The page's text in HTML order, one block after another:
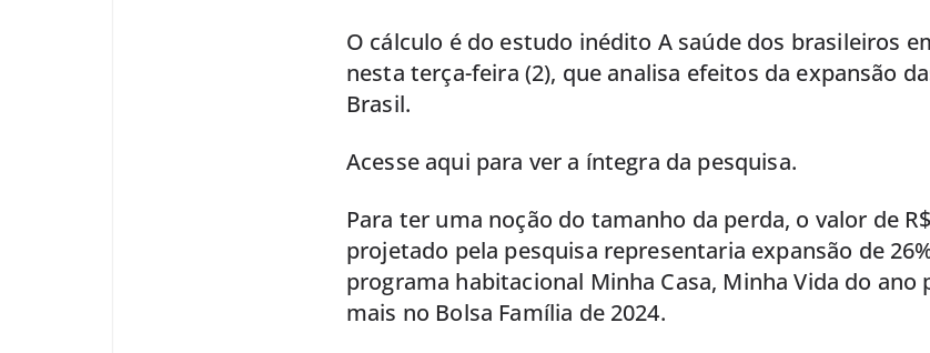
O cálculo é do estudo inédito A saúde dos brasileiros
nesta terça-feira (2), que analisa efeitos da expansão
Brasil.
Acesse aqui para ver a íntegra da pesquisa.
Para ter uma noção do tamanho da perda, o valor de
projetado pela pesquisa representaria expansão de
programa habitacional Minha Casa, Minha Vida do ano
mais no Bolsa Família de 2024.